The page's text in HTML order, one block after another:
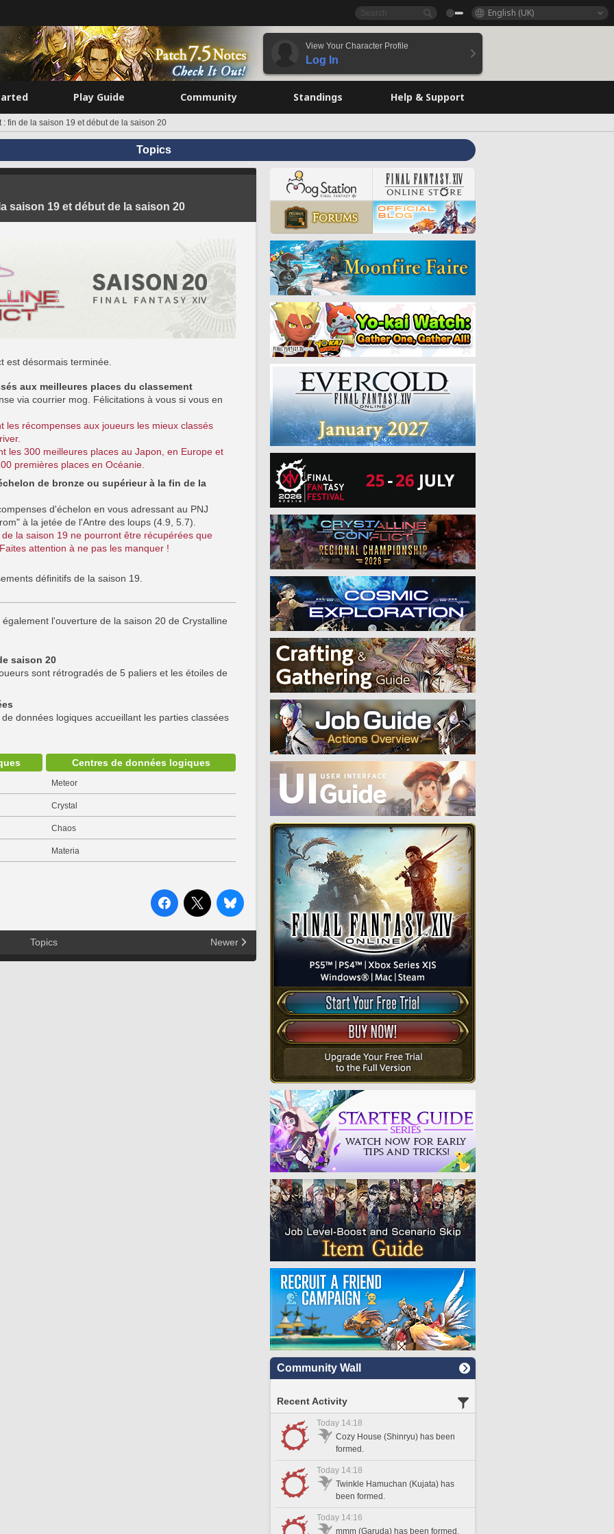
English (UK)
View Your Character Profile
Log In
Play Guide Community Standings Help & Support
: fin de la saison 19 et début de la saison 20
Topics
saison 19 et début de la saison 20
est désormais terminée.
aux meilleures places du classement
via courrier mog. Félicitations à vous si vous en
les récompenses aux joueurs les mieux classés
les 300 meilleures places au Japon, en Europe et
premières places en Océanie.
de bronze ou supérieur à la fin de la
d'échelon en vous adressant au PNJ
à la jetée de l'Antre des loups (4.9, 5.7).
la saison 19 ne pourront être récupérées que
attention à ne pas les manquer !
définitifs de la saison 19.
l'ouverture de la saison 20 de Crystalline
saison 20
sont rétrogradés de 5 paliers et les étoiles de
données logiques accueillant les parties classées
Centres de données logiques
Meteor
Crystal
Chaos
Materia
Topics Newer
Community Wall
Recent Activity
Today 14:18
Cozy House (Shinryu) has been
formed.
Today 14:18
Twinkle Hamuchan (Kujata) has
been formed.
Today 14:16
mmm (Garuda) has been formed.